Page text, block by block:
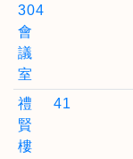
304
會
議
室
禮
賢
樓
41